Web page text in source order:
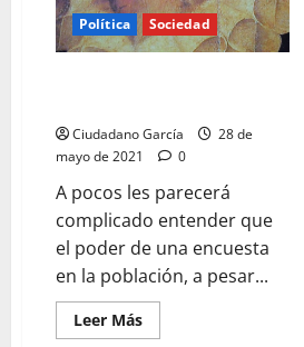
Política Sociedad
Ciudadano García
28 de
mayo de 2021
0
A pocos les parecerá
complicado entender que
el poder de una encuesta
en la población, a pesar...
Leer MásLeer
más